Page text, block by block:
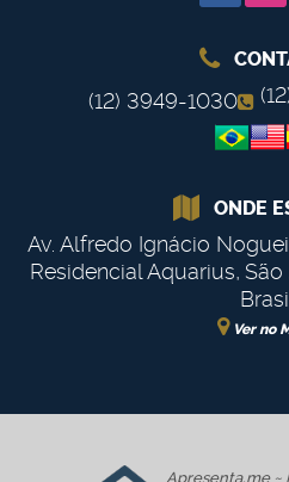
(12) 3949-1030
ONDE
Av. Alfredo Ignácio
Residencial Aquarius, São
Ver no
Apresenta.me ~